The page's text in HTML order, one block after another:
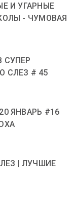
И УГАРНЫЕ
- ЧУМОВАЯ
СУПЕР
СЛЕЗ # 45
ЯНВАРЬ #16
| ЛУЧШИЕ